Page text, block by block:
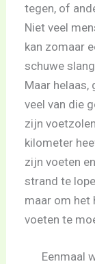
tegen, of
Niet veel
kan zomaar
schuwe
Maar helaas,
veel van die
zijn
kilometer
zijn voeten
strand te
maar om het
voeten te
Eenmaal